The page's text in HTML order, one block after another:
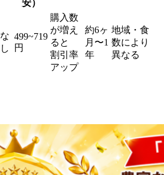
安）
な
し
499~719
円
購入数
が増え
ると
割引率
アップ
約6ヶ
月〜1
年
地域・食
数により
異なる